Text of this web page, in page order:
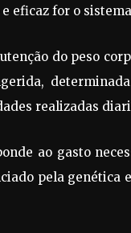
eficaz for o
do peso
realizadas
ao gasto
pela genética